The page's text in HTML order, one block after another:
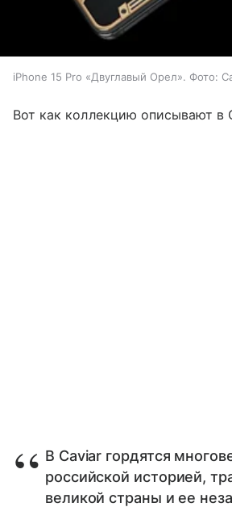
iPhone 15 Pro «Двуглавый Орел». Фото:
Вот как коллекцию описывают в
В Caviar гордятся
российской историей,
великой страны и ее